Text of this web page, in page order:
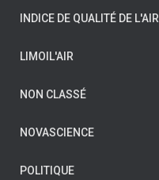
INDICE DE QUALITÉ DE L'AIR
LIMOIL'AIR
NON CLASSÉ
NOVASCIENCE
POLITIQUE